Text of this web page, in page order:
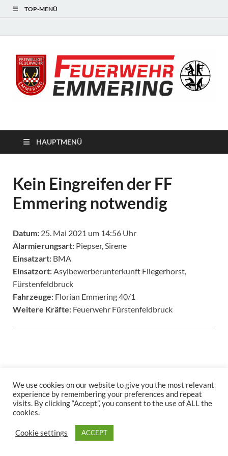
TOP-MENÜ
HAUPTMENÜ
Kein Eingreifen der FF
Emmering notwendig
Datum: 25. Mai 2021 um 14:56 Uhr
Alarmierungsart: Piepser, Sirene
Einsatzart: BMA
Einsatzort: Asylbewerberunterkunft Fliegerhorst,
Fürstenfeldbruck
Fahrzeuge: Florian Emmering 40/1
Weitere Kräfte: Feuerwehr Fürstenfeldbruck
Copyright © 2026
WordPressund
We use cookies on our website to give you the most relevant
experience by remembering your preferences and repeat
visits. By clicking “Accept”, you consent to the use of ALL the
cookies.
Cookie settings ACCEPT